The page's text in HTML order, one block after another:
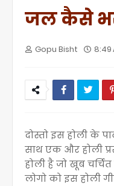
जल कैसे
Gopu Bisht 8:49
दोस्तो इस होली के
साथ एक और होली
होली है जो खूब
लोगो को इस होली